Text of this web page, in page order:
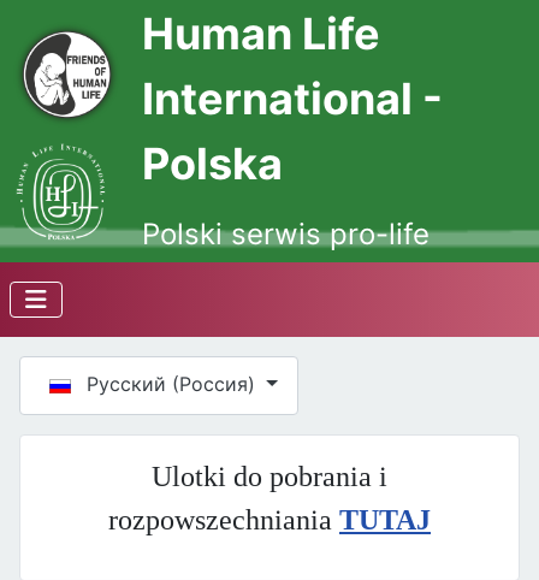
Human Life
International -
Polska
Polski serwis pro-life
Русский (Россия)
Ulotki do pobrania i
rozpowszechniania TUTAJ